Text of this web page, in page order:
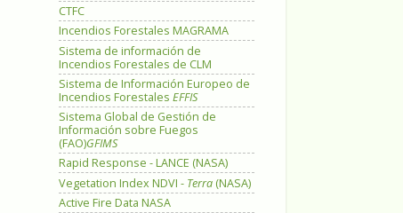
CTFC
Incendios Forestales MAGRAMA
Sistema de información de
Incendios Forestales de CLM
Sistema de Información Europeo de
Incendios Forestales EFFIS
Sistema Global de Gestión de
Información sobre Fuegos
(FAO)GFIMS
Rapid Response - LANCE (NASA)
Vegetation Index NDVI - Terra (NASA)
Active Fire Data NASA